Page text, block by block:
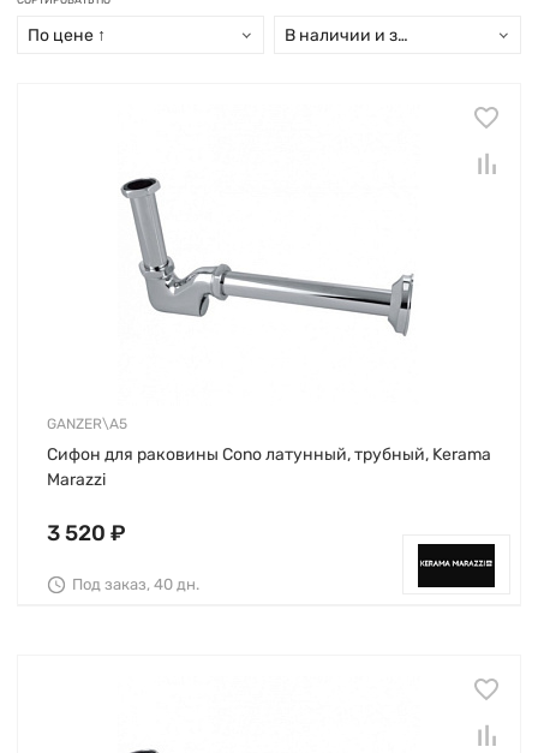
По цене ↑ В наличии и заказ свыше 15 дн
GANZER\A5
Сифон для раковины Cono латунный, трубный, Kerama
Marazzi
3 520 ₽
Под заказ, 40 дн.